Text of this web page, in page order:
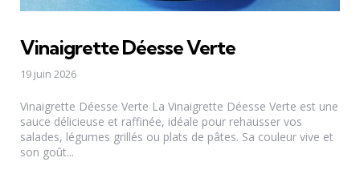
Vinaigrette Déesse Verte
19 juin 2026
Vinaigrette Déesse Verte La Vinaigrette Déesse Verte est une
sauce délicieuse et raffinée, idéale pour rehausser vos
salades, légumes grillés ou plats de pâtes. Sa couleur vive et
son goût...